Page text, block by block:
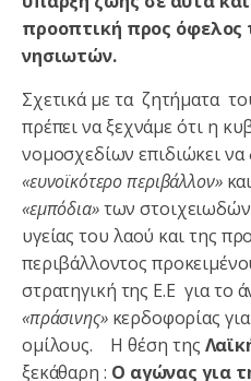
προοπτική προς όφελος
νησιωτών.
Σχετικά με τα ζητήματα
πρέπει να ξεχνάμε ότι η
νομοσχεδίων επιδιώκει να
«ευνοϊκότερο περιβάλλον»
«εμπόδια»των
υγείας του λαού και της
περιβάλλοντος
στρατηγική της Ε.Ε για το
«πράσινης»κερδοφορίας
ομίλους. Η θέση της
ξεκάθαρη : Ο αγώνας για